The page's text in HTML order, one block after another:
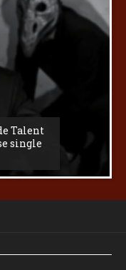
Talent
single